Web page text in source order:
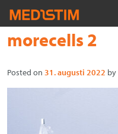
Hjärta-Kärl
Kontakta oss
Hoppa
innehåll
Font
tip
morecells 2
Posted on 31. augusti 2022 by